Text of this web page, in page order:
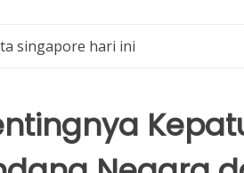
singapore hari ini